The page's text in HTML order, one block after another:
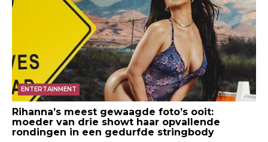
ENTERTAINMENT
Rihanna’s meest gewaagde foto’s ooit:
moeder van drie showt haar opvallende
rondingen in een gedurfde stringbody